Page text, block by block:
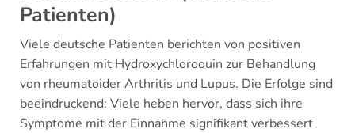
Patienten)
Viele deutsche Patienten berichten von positiven
Erfahrungen mit Hydroxychloroquin zur Behandlung
von rheumatoider Arthritis und Lupus. Die Erfolge sind
beeindruckend: Viele heben hervor, dass sich ihre
Symptome mit der Einnahme signifikant verbessert